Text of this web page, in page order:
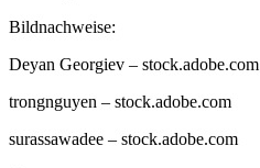
Bildnachweise:
Deyan Georgiev – stock.adobe.com
trongnguyen – stock.adobe.com
surassawadee – stock.adobe.com